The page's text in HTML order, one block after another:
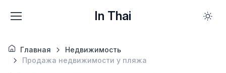
In Thai
Главная
Недвижимость
Продажа недвижимости у пляжа